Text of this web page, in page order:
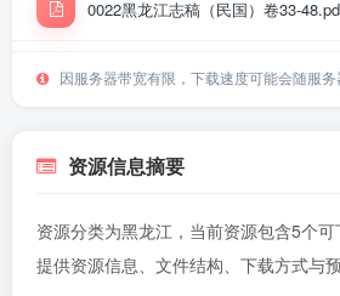
0022黑龙江志稿（民国）卷33-
0023黑龙江志稿（民国）卷49-
因服务器带宽有限，下载速度可能会随服
资源信息摘要
资源分类为黑龙江，当前资源包含5个
提供资源信息、文件结构、下载方式与预